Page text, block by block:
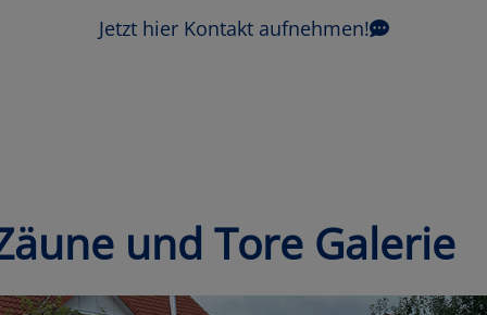
Jetzt hier Kontakt aufnehmen!
und Tore Galerie